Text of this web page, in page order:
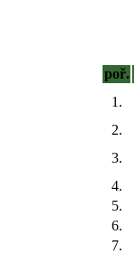
poř.
1.
2.
3.
4.
5.
6.
7.